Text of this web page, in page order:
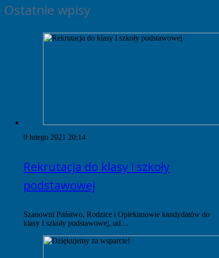
Ostatnie wpisy
9 lutego 2021 20:14
Rekrutacja do klasy I szkoły
podstawowej
Szanowni Państwo, Rodzice i Opiekunowie kandydatów do
klasy I szkoły podstawowej, od…